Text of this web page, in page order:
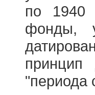
по 1940
фонды,
принцип
"периода